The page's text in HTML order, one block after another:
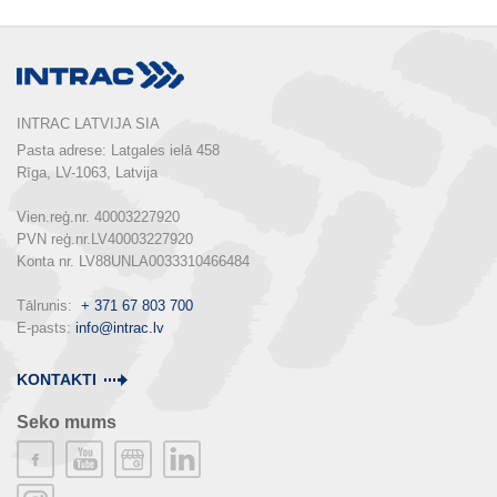
INTRAC LATVIJA SIA
Pasta adrese: Latgales ielā 458
Rīga, LV-1063, Latvija
Vien.reģ.nr. 40003227920
PVN reģ.nr.LV40003227920
Konta nr. LV88UNLA0033310466484
Tālrunis: + 371 67 803 700
E-pasts: info@intrac.lv
KONTAKTI
Seko mums